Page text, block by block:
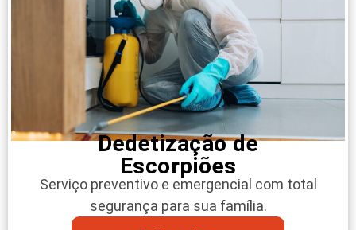
Dedetização de
Escorpiões
Serviço preventivo e emergencial com total
segurança para sua família.